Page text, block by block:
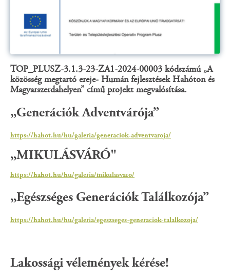
TOP_PLUSZ-3.1.3-23-ZA1-2024-00003 kódszámú „A
közösség megtartó ereje- Humán fejlesztések Hahóton és
Magyarszerdahelyen” című projekt megvalósítása.
„Generációk Adventvárója”
https://hahot.hu/hu/galeria/generaciok-adventvaroja/
„MIKULÁSVÁRÓ"
https://hahot.hu/hu/galeria/mikulasvaro/
„Egészséges Generációk Találkozója”
https://hahot.hu/hu/galeria/egeszseges-generaciok-talalkozoja/
Lakossági vélemények kérése!